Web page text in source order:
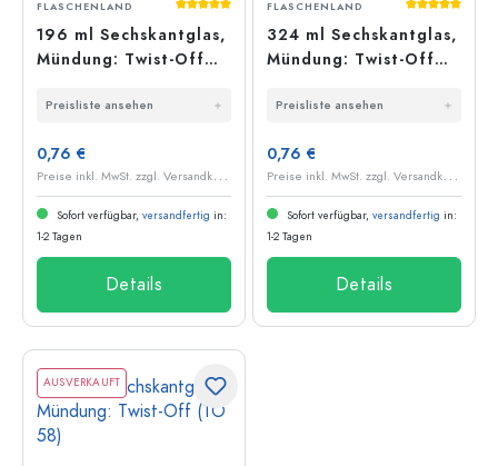
Durchschnittliche Bewertung von 5 von 5
FLASCHENLAND
196 ml Sechskantglas,
Mündung: Twist-Off
Preisliste ansehen
0,76 €
P
reise inkl. MwSt. zzgl. Versandkosten
Sofort verfügbar, versandfertig in:
1-2 Tagen
Details
FLASCHENLAND
324 ml Sechskantglas,
Mündung: Twist-Off
Preisliste ansehen
0,76 €
P
reise inkl. MwSt. zzgl. Versandkosten
Sofort verfügbar, versandfertig in:
1-2 Tagen
Details
AUSVERKAUFT